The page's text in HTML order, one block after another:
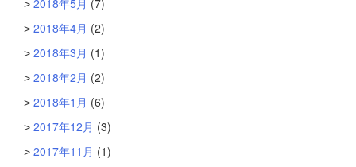
2018年5月 (7)
2018年4月 (2)
2018年3月 (1)
2018年2月 (2)
2018年1月 (6)
2017年12月 (3)
2017年11月 (1)